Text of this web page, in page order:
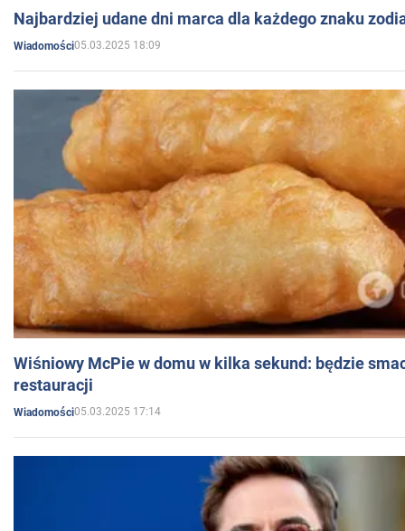
Najbardziej udane dni marca dla każdego znaku
Wiadomości05.03.2025 18:09
Wiśniowy McPie w domu w kilka sekund: będzie
restauracji
Wiadomości05.03.2025 17:14